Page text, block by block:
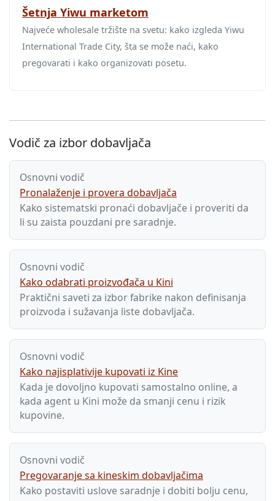
Šetnja Yiwu marketom
Najveće wholesale tržište na svetu: kako izgleda Yiwu
International Trade City, šta se može naći, kako
pregovarati i kako organizovati posetu.
Vodič za izbor dobavljača
Osnovni vodič
Pronalaženje i provera dobavljača
Kako sistematski pronaći dobavljače i proveriti da
li su zaista pouzdani pre saradnje.
Osnovni vodič
Kako odabrati proizvođača u Kini
Praktični saveti za izbor fabrike nakon definisanja
proizvoda i sužavanja liste dobavljača.
Osnovni vodič
Kako najisplativije kupovati iz Kine
Kada je dovoljno kupovati samostalno online, a
kada agent u Kini može da smanji cenu i rizik
kupovine.
Osnovni vodič
Pregovaranje sa kineskim dobavljačima
Kako postaviti uslove saradnje i dobiti bolju cenu,